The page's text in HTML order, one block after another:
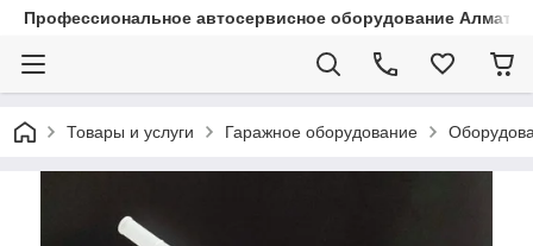
Профессиональное автосервисное оборудование Алматы
Товары и услуги Гаражное оборудование